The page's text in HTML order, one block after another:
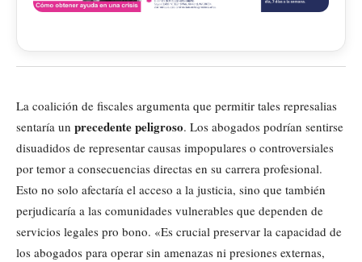
La coalición de fiscales argumenta que permitir tales represalias
sentaría un precedente peligroso. Los abogados podrían sentirse
disuadidos de representar causas impopulares o controversiales
por temor a consecuencias directas en su carrera profesional.
Esto no solo afectaría el acceso a la justicia, sino que también
perjudicaría a las comunidades vulnerables que dependen de
servicios legales pro bono. «Es crucial preservar la capacidad de
los abogados para operar sin amenazas ni presiones externas,